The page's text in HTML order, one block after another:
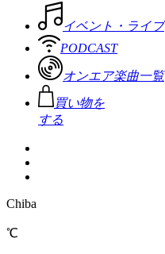
イベント・ライブ
PODCAST
オンエア楽曲一覧
買い物を
する
Chiba
℃